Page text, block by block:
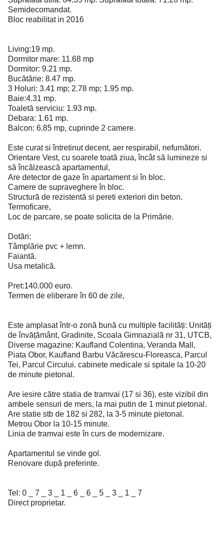
Semidecomandat.
Bloc reabilitat in 2016
Living:19 mp.
Dormitor mare: 11.68 mp
Dormitor: 9.21 mp.
Bucătărie: 8.47 mp.
3 Holuri: 3.41 mp; 2.78 mp; 1.95 mp.
Baie:4.31 mp.
Toaletă serviciu: 1.93 mp.
Debara: 1.61 mp.
Balcon: 6.85 mp, cuprinde 2 camere.
Este curat si întretinut decent, aer respirabil, nefumători.
Orientare Vest, cu soarele toată ziua, încât să lumineze si
să încălzească apartamentul,
Are detector de gaze în apartament si în bloc.
Camere de supraveghere în bloc.
Structură de rezistentă si pereti exteriori din beton.
Termoficare,
Loc de parcare, se poate solicita de la Primărie.
Dotări:
Tâmplărie pvc + lemn.
Faiantă.
Usa metalică.
Pret:140.000 euro.
Termen de eliberare în 60 de zile,
Este amplasat într-o zonă bună cu multiple facilități: Unități
de învățământ, Gradinite, Scoala Gimnazială nr 31, UTCB,
Diverse magazine: Kaufland Colentina, Veranda Mall,
Piata Obor, Kaufland Barbu Văcărescu-Floreasca, Parcul
Tei, Parcul Circului. cabinete medicale si spitale la 10-20
de minute pietonal.
Are iesire către statia de tramvai (17 si 36), este vizibil din
ambele sensuri de mers, la mai putin de 1 minut pietonal.
Are statie stb de 182 si 282, la 3-5 minute pietonal.
Metrou Obor la 10-15 minute.
Linia de tramvai este în curs de modernizare.
Apartamentul se vinde gol.
Renovare după preferinte.
Tel: 0 _ 7 _ 3 _ 1 _ 6 _ 6 _ 5 _ 3 _ 1 _ 7
Direct proprietar.